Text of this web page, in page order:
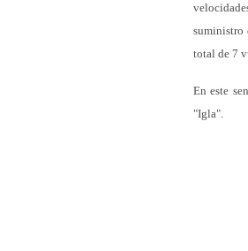
suministro
total de 7
En este
"Igla".